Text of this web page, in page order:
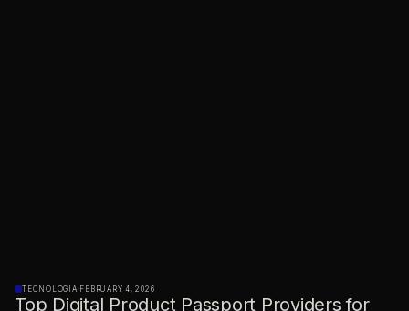
TECNOLOGIA·FEBRUARY 4, 2026
Top Digital Product Passport Providers for